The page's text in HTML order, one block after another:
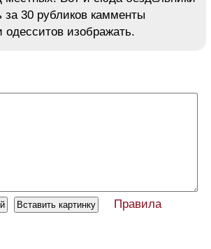
за 30 рубликов камменты
одесситов изображать.
Правила